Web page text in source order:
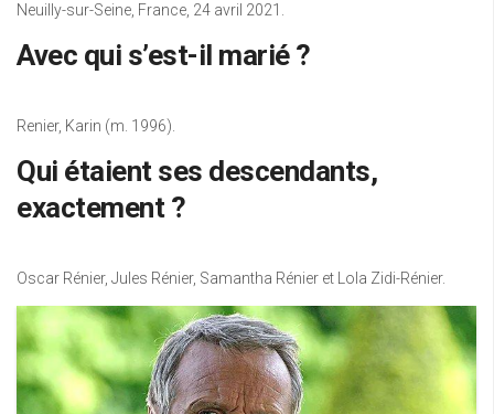
Neuilly-sur-Seine, France, 24 avril 2021.
Avec qui s’est-il marié ?
Renier, Karin (m. 1996).
Qui étaient ses descendants,
exactement ?
Oscar Rénier, Jules Rénier, Samantha Rénier et Lola Zidi-Rénier.